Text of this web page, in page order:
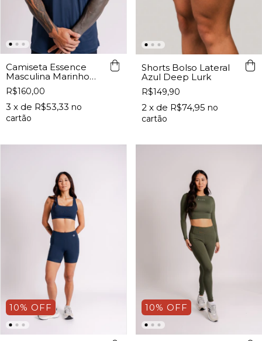
Camiseta Essence
Masculina Marinho
Lurk
R$160,00
3 x de R$53,33
Shorts Bolso Lateral
Azul Deep Lurk
R$149,90
2 x de R$74,95
10% OFF 10% OFF